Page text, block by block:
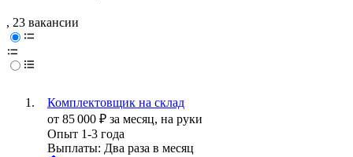
, 23 вакансии
Комплектовщик на склад
от 85 000 ₽ за месяц, на руки
Опыт 1-3 года
Выплаты: Два раза в месяц